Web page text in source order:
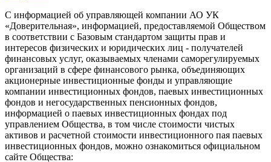
С информацией об управляющей компании АО УК
«Доверительная», информацией, предоставляемой Обществом
в соответствии с Базовым стандартом защиты прав и
интересов физических и юридических лиц - получателей
финансовых услуг, оказываемых членами саморегулируемых
организаций в сфере финансового рынка, объединяющих
акционерные инвестиционные фонды и управляющие
компании инвестиционных фондов, паевых инвестиционных
фондов и негосударственных пенсионных фондов,
информацией о паевых инвестиционных фондах под
управлением Общества, в том числе стоимости чистых
активов и расчетной стоимости инвестиционного пая паевых
инвестиционных фондов, можно ознакомиться официальном
сайте Общества: